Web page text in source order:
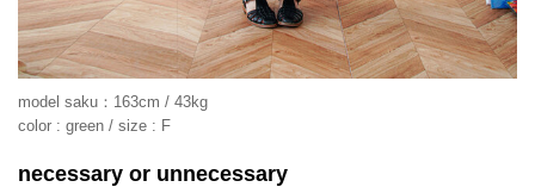
model saku：163cm / 43kg
color : green / size : F
necessary or unnecessary